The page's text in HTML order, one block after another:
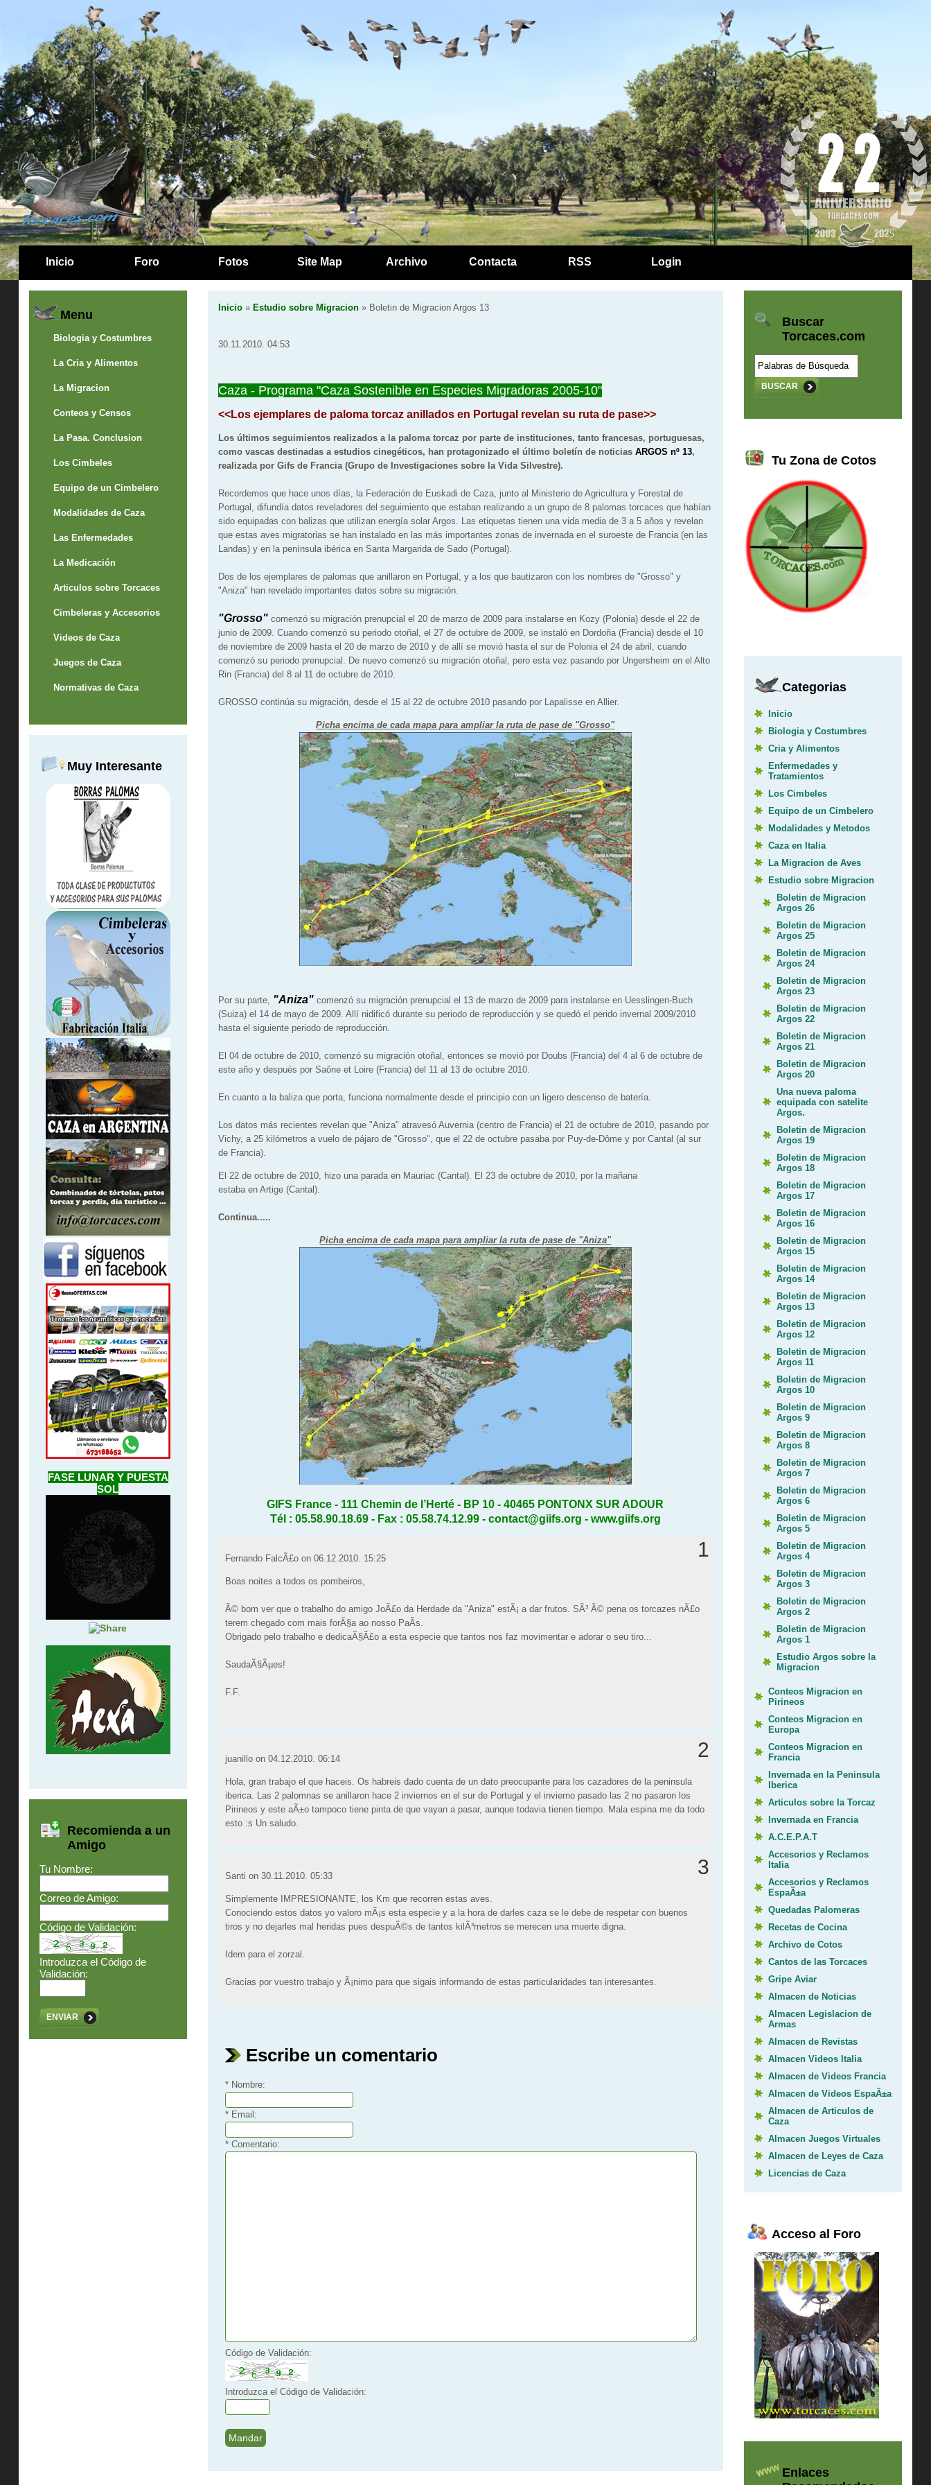
Inicio Foro Fotos Site Map Archivo Contacta RSS Login
Menu
Biologia y Costumbres
La Cria y Alimentos
La Migracion
Conteos y Censos
La Pasa. Conclusion
Los Cimbeles
Equipo de un Cimbelero
Modalidades de Caza
Las Enfermedades
La Medicación
Articulos sobre Torcaces
Cimbeleras y Accesorios
Videos de Caza
Juegos de Caza
Normativas de Caza
Muy Interesante
FASE LUNAR Y PUESTA
SOL
Recomienda a un
Amigo
Tu Nombre:
Correo de Amigo:
Código de Validación:
Introduzca el Código de
Validación:
ENVIAR
Inicio» Estudio sobre Migracion» Boletin de Migracion Argos 13
30.11.2010. 04:53
Caza - Programa "Caza Sostenible en Especies Migradoras 2005-10"
<<Los ejemplares de paloma torcaz anillados en Portugal revelan su ruta de pase>>
Los últimos seguimientos realizados a la paloma torcaz por parte de instituciones, tanto francesas, portuguesas,
como vascas destinadas a estudios cinegéticos, han protagonizado el último boletín de noticias ARGOS nº 13,
realizada por Gifs de Francia (Grupo de Investigaciones sobre la Vida Silvestre).
Recordemos que hace unos días, la Federación de Euskadi de Caza, junto al Ministerio de Agricultura y Forestal de
Portugal, difundía datos reveladores del seguimiento que estaban realizando a un grupo de 8 palomas torcaces que habían
sido equipadas con balizas que utilizan energía solar Argos. Las etiquetas tienen una vida media de 3 a 5 años y revelan
que estas aves migratorias se han instalado en las más importantes zonas de invernada en el suroeste de Francia (en las
Landas) y en la península ibérica en Santa Margarida de Sado (Portugal).
Dos de los ejemplares de palomas que anillaron en Portugal, y a los que bautizaron con los nombres de "Grosso" y
"Aniza" han revelado importantes datos sobre su migración.
"Grosso" comenzó su migración prenupcial el 20 de marzo de 2009 para instalarse en Kozy (Polonia) desde el 22 de
junio de 2009. Cuando comenzó su periodo otoñal, el 27 de octubre de 2009, se instaló en Dordoña (Francia) desde el 10
de noviembre de 2009 hasta el 20 de marzo de 2010 y de allí se movió hasta el sur de Polonia el 24 de abril, cuando
comenzó su periodo prenupcial. De nuevo comenzó su migración otoñal, pero esta vez pasando por Ungersheim en el Alto
Rin (Francia) del 8 al 11 de octubre de 2010.
GROSSO continúa su migración, desde el 15 al 22 de octubre 2010 pasando por Lapalisse en Allier.
Picha encima de cada mapa para ampliar la ruta de pase de "Grosso"
Por su parte, "Aniza"comenzó su migración prenupcial el 13 de marzo de 2009 para instalarse en Uesslingen-Buch
(Suiza) el 14 de mayo de 2009. Allí nidificó durante su periodo de reproducción y se quedó el perido invernal 2009/2010
hasta el siguiente periodo de reproducción.
El 04 de octubre de 2010, comenzó su migración otoñal, entonces se movió por Doubs (Francia) del 4 al 6 de octubre de
este año y después por Saône et Loire (Francia) del 11 al 13 de octubre 2010.
En cuanto a la baliza que porta, funciona normalmente desde el principio con un ligero descenso de batería.
Los datos más recientes revelan que "Aniza" atravesó Auvernia (centro de Francia) el 21 de octubre de 2010, pasando por
Vichy, a 25 kilómetros a vuelo de pájaro de "Grosso", que el 22 de octubre pasaba por Puy-de-Dôme y por Cantal (al sur
de Francia).
El 22 de octubre de 2010, hizo una parada en Mauriac (Cantal). El 23 de octubre de 2010, por la mañana
estaba en Artige (Cantal).
Continua.....
Picha encima de cada mapa para ampliar la ruta de pase de "Aniza"
GIFS France - 111 Chemin de l’Herté - BP 10 - 40465 PONTONX SUR ADOUR
Tél : 05.58.90.18.69 - Fax : 05.58.74.12.99 - contact@giifs.org - www.giifs.org
1
Fernando FalcÃ£o on 06.12.2010. 15:25
Boas noites a todos os pombeiros,
Ã© bom ver que o trabalho do amigo JoÃ£o da Herdade da "Aniza" estÃ¡ a dar frutos. SÃ³ Ã© pena os torcazes nÃ£o
terem chegado com mais forÃ§a ao nosso PaÃ­s.
Obrigado pelo trabalho e dedicaÃ§Ã£o a esta especie que tantos nos faz movimentar e adorar o seu tiro...
SaudaÃ§Ãµes!
F.F.
2
juanillo on 04.12.2010. 06:14
Hola, gran trabajo el que haceis. Os habreis dado cuenta de un dato preocupante para los cazadores de la peninsula
iberica. Las 2 palomnas se anillaron hace 2 inviernos en el sur de Portugal y el invierno pasado las 2 no pasaron los
Pirineos y este aÃ±o tampoco tiene pinta de que vayan a pasar, aunque todavia tienen tiempo. Mala espina me da todo
esto :s Un saludo.
3
Santi on 30.11.2010. 05:33
Simplemente IMPRESIONANTE, los Km que recorren estas aves.
Conociendo estos datos yo valoro mÃ¡s esta especie y a la hora de darles caza se le debe de respetar con buenos
tiros y no dejarles mal heridas pues despuÃ©s de tantos kilÃ³metros se merecen una muerte digna.
Idem para el zorzal.
Gracias por vuestro trabajo y Ã¡nimo para que sigais informando de estas particularidades tan interesantes.
Escribe un comentario
* Nombre:
* Email:
* Comentario:
Código de Validación:
Introduzca el Código de Validación:
Buscar
Torcaces.com
BUSCAR
Tu Zona de Cotos
Categorias
Inicio
Biologia y Costumbres
Cria y Alimentos
Enfermedades y
Tratamientos
Los Cimbeles
Equipo de un Cimbelero
Modalidades y Metodos
Caza en Italia
La Migracion de Aves
Estudio sobre Migracion
Boletin de Migracion
Argos 26
Boletin de Migracion
Argos 25
Boletin de Migracion
Argos 24
Boletin de Migracion
Argos 23
Boletin de Migracion
Argos 22
Boletin de Migracion
Argos 21
Boletin de Migracion
Argos 20
Una nueva paloma
equipada con satelite
Argos.
Boletin de Migracion
Argos 19
Boletin de Migracion
Argos 18
Boletin de Migracion
Argos 17
Boletin de Migracion
Argos 16
Boletin de Migracion
Argos 15
Boletin de Migracion
Argos 14
Boletin de Migracion
Argos 13
Boletin de Migracion
Argos 12
Boletin de Migracion
Argos 11
Boletin de Migracion
Argos 10
Boletin de Migracion
Argos 9
Boletin de Migracion
Argos 8
Boletin de Migracion
Argos 7
Boletin de Migracion
Argos 6
Boletin de Migracion
Argos 5
Boletin de Migracion
Argos 4
Boletin de Migracion
Argos 3
Boletin de Migracion
Argos 2
Boletin de Migracion
Argos 1
Estudio Argos sobre la
Migracion
Conteos Migracion en
Pirineos
Conteos Migracion en
Europa
Conteos Migracion en
Francia
Invernada en la Peninsula
Iberica
Articulos sobre la Torcaz
Invernada en Francia
A.C.E.P.A.T
Accesorios y Reclamos
Italia
Accesorios y Reclamos
EspaÃ±a
Quedadas Palomeras
Recetas de Cocina
Archivo de Cotos
Cantos de las Torcaces
Gripe Aviar
Almacen de Noticias
Almacen Legislacion de
Armas
Almacen de Revistas
Almacen Videos Italia
Almacen de Videos Francia
Almacen de Videos EspaÃ±a
Almacen de Articulos de
Caza
Almacen Juegos Virtuales
Almacen de Leyes de Caza
Licencias de Caza
Acceso al Foro
Enlaces